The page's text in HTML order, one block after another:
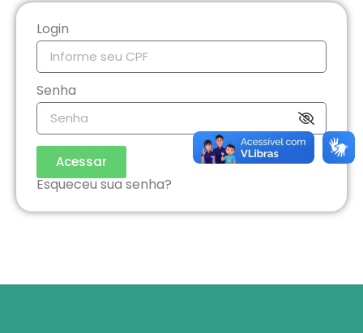
Login
Senha
Acessar
Esqueceu sua senha?